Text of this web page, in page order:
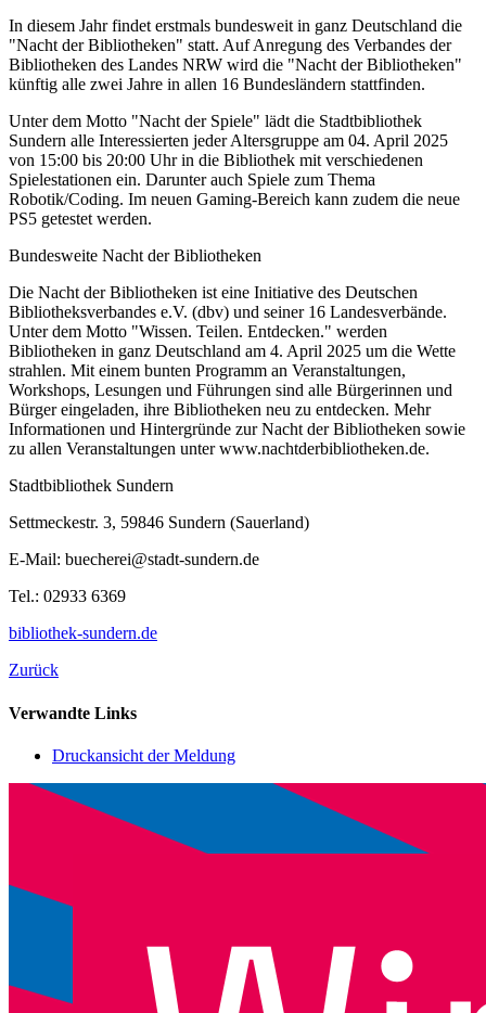
In diesem Jahr findet erstmals bundesweit in ganz Deutschland die
"Nacht der Bibliotheken" statt. Auf Anregung des Verbandes der
Bibliotheken des Landes NRW wird die "Nacht der Bibliotheken"
künftig alle zwei Jahre in allen 16 Bundesländern stattfinden.
Unter dem Motto "Nacht der Spiele" lädt die Stadtbibliothek
Sundern alle Interessierten jeder Altersgruppe am 04. April 2025
von 15:00 bis 20:00 Uhr in die Bibliothek mit verschiedenen
Spielestationen ein. Darunter auch Spiele zum Thema
Robotik/Coding. Im neuen Gaming-Bereich kann zudem die neue
PS5 getestet werden.
Bundesweite Nacht der Bibliotheken
Die Nacht der Bibliotheken ist eine Initiative des Deutschen
Bibliotheksverbandes e.V. (dbv) und seiner 16 Landesverbände.
Unter dem Motto "Wissen. Teilen. Entdecken." werden
Bibliotheken in ganz Deutschland am 4. April 2025 um die Wette
strahlen. Mit einem bunten Programm an Veranstaltungen,
Workshops, Lesungen und Führungen sind alle Bürgerinnen und
Bürger eingeladen, ihre Bibliotheken neu zu entdecken. Mehr
Informationen und Hintergründe zur Nacht der Bibliotheken sowie
zu allen Veranstaltungen unter www.nachtderbibliotheken.de.
Stadtbibliothek Sundern
Settmeckestr. 3, 59846 Sundern (Sauerland)
E-Mail: buecherei@stadt-sundern.de
Tel.: 02933 6369
bibliothek-sundern.de
Zurück
Verwandte Links
Druckansicht der Meldung